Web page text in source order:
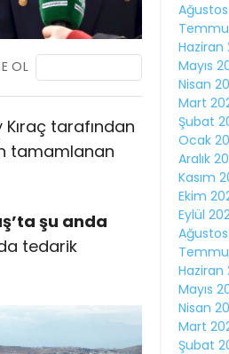
OL
Kıraç tarafından
tamamlanan
şu anda
tedarik
Haziran
Mayıs
Nisan
Mart
Şubat
Ocak
Aralık
Kasım
Ekim
Eylül
Haziran
Mayıs
Nisan
Mart
Şubat